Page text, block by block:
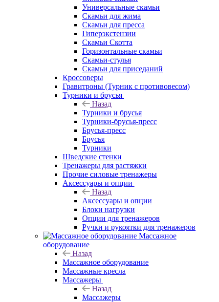
Универсальные скамьи
Скамьи для жима
Скамьи для пресса
Гиперэкстензии
Скамьи Скотта
Горизонтальные скамьи
Скамьи-стулья
Скамьи для приседаний
Кроссоверы
Гравитроны (Турник с противовесом)
Турники и брусья
Назад
Турники и брусья
Турники-брусья-пресс
Брусья-пресс
Брусья
Турники
Шведские стенки
Тренажеры для растяжки
Прочие силовые тренажеры
Аксессуары и опции
Назад
Аксессуары и опции
Блоки нагрузки
Опции для тренажеров
Ручки и рукоятки для тренажеров
Массажное
оборудование
Назад
Массажное оборудование
Массажные кресла
Массажеры
Назад
Массажеры